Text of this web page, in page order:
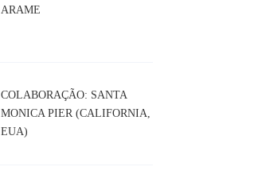
ARAME
COLABORAÇÃO: SANTA
MONICA PIER (CALIFORNIA,
EUA)